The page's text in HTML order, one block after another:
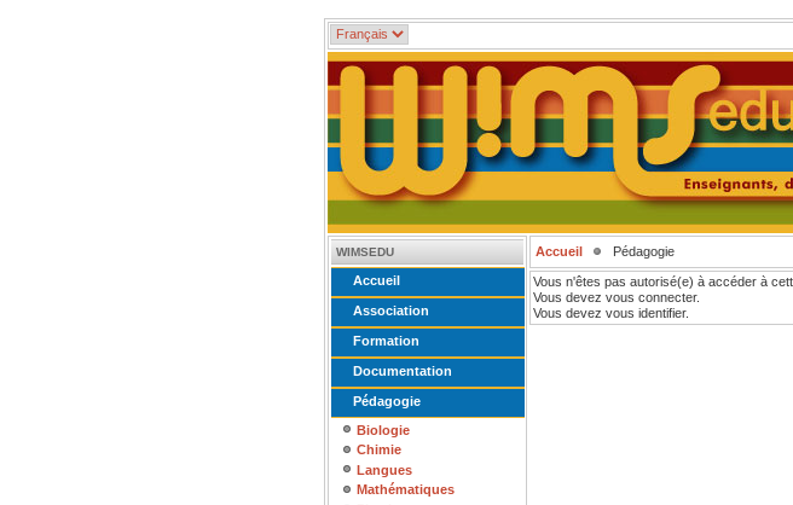
WIMSEDU
Accueil
Association
Formation
Documentation
Pédagogie
Biologie
Chimie
Langues
Mathématiques
Accueil Pédagogie
Vous n'êtes pas autorisé(e) à accéder à
Vous devez vous connecter.
Vous devez vous identifier.